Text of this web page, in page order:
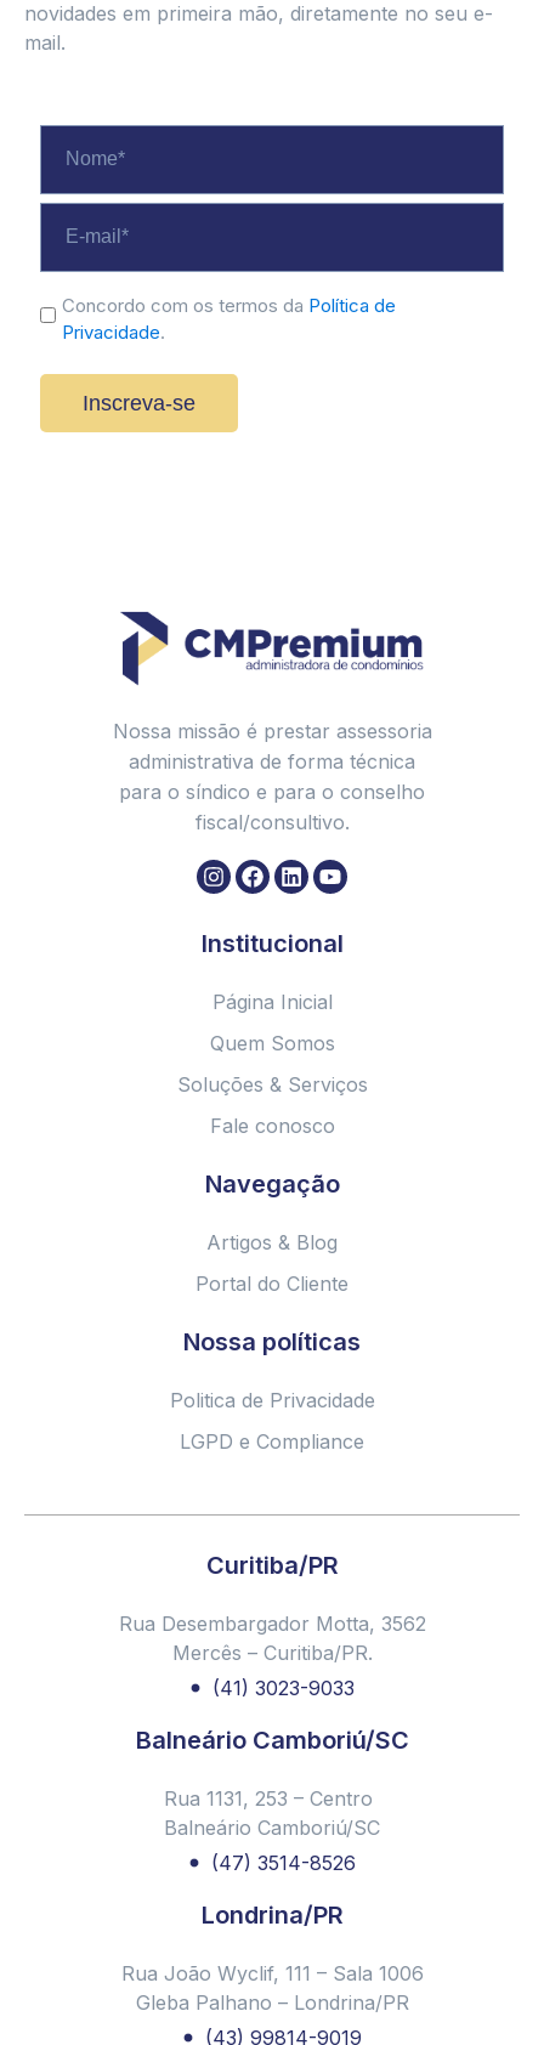
novidades em primeira mão, diretamente no seu e-
mail.
mail
*
politica
Concordo com os termos da Política de
Privacidade.
Nossa missão é prestar assessoria
administrativa de forma técnica
para o síndico e para o conselho
fiscal/consultivo.
Institucional
Página Inicial
Quem Somos
Soluções & Serviços
Fale conosco
Navegação
Artigos & Blog
Portal do Cliente
Nossa políticas
Politica de Privacidade
LGPD e Compliance
Curitiba/PR
Rua Desembargador Motta, 3562
Mercês – Curitiba/PR.
(41) 3023-9033
Balneário Camboriú/SC
Rua 1131, 253 – Centro
Balneário Camboriú/SC
(47) 3514-8526
Londrina/PR
Rua João Wyclif, 111 – Sala 1006
Gleba Palhano – Londrina/PR
(43) 99814-9019